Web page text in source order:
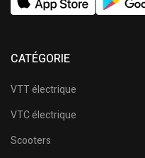
CATÉGORIE
VTT électrique
VTC électrique
Scooters